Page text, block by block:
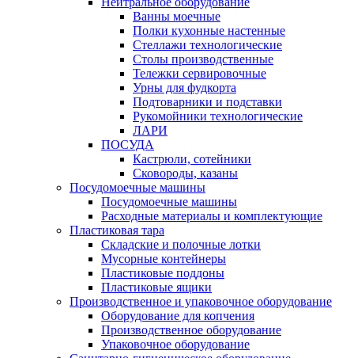
Ванны моечные
Полки кухонные настенные
Стеллажи технологические
Столы производственные
Тележки сервировочные
Урны для фудкорта
Подтоварники и подставки
Рукомойники технологические
ЛАРИ
ПОСУДА
Кастрюли, сотейники
Сковороды, казаны
Посудомоечные машины
Посудомоечные машины
Расходные материалы и комплектующие
Пластиковая тара
Складские и полочные лотки
Мусорные контейнеры
Пластиковые поддоны
Пластиковые ящики
Производственное и упаковочное оборудование
Оборудование для копчения
Производственное оборудование
Упаковочное оборудование